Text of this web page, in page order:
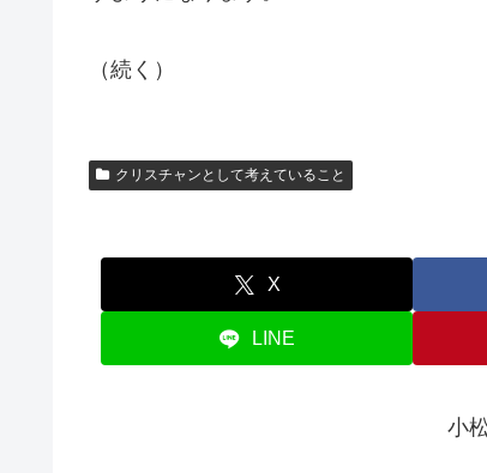
（続く）
クリスチャンとして考えていること
X
LINE
小